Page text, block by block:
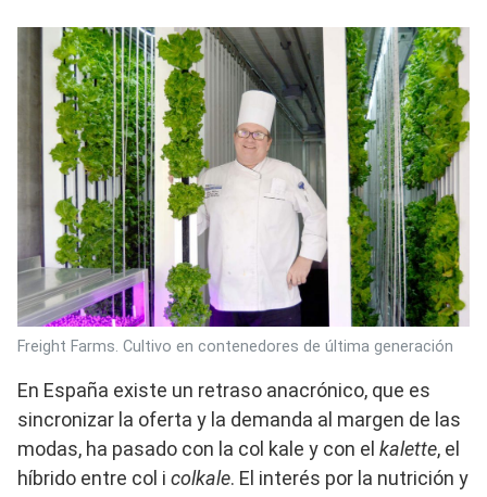
Freight Farms. Cultivo en contenedores de última generación
En España existe un retraso anacrónico, que es
sincronizar la oferta y la demanda al margen de las
modas, ha pasado con la col kale y con el kalette, el
híbrido entre col i colkale. El interés por la nutrición y